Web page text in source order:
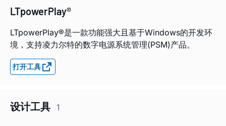
LTpowerPlay®
LTpowerPlay®是一款功能强大且基于Windows的开发环
境，支持凌力尔特的数字电源系统管理(PSM)产品。
打开工具
设计工具 1